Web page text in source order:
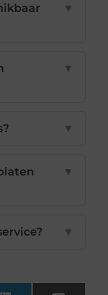
▼
▼
▼
▼
▼